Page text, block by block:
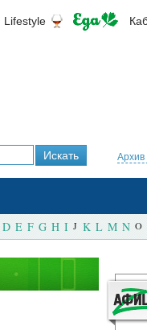
Lifestyle
Архив
D E F G H I J K L M N O